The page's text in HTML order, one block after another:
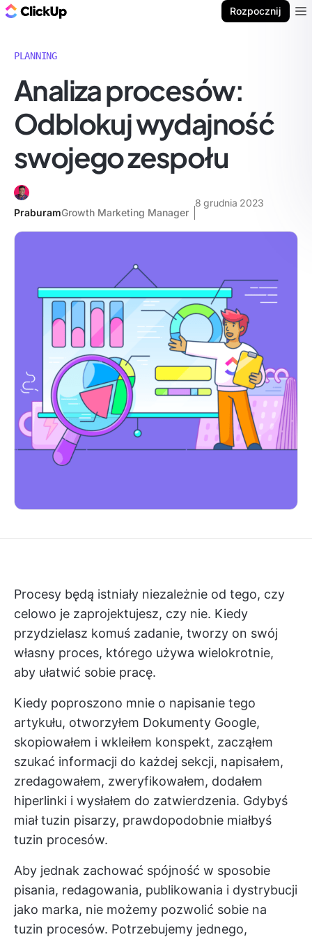
Rozpocznij
PLANNING
Analiza procesów:
Odblokuj wydajność
swojego zespołu
PraburamGrowth Marketing Manager
8 grudnia 2023
Procesy będą istniały niezależnie od tego, czy
celowo je zaprojektujesz, czy nie. Kiedy
przydzielasz komuś zadanie, tworzy on swój
własny proces, którego używa wielokrotnie,
aby ułatwić sobie pracę.
Kiedy poproszono mnie o napisanie tego
artykułu, otworzyłem Dokumenty Google,
skopiowałem i wkleiłem konspekt, zacząłem
szukać informacji do każdej sekcji, napisałem,
zredagowałem, zweryfikowałem, dodałem
hiperlinki i wysłałem do zatwierdzenia. Gdybyś
miał tuzin pisarzy, prawdopodobnie miałbyś
tuzin procesów.
Aby jednak zachować spójność w sposobie
pisania, redagowania, publikowania i dystrybucji
jako marka, nie możemy pozwolić sobie na
tuzin procesów. Potrzebujemy jednego,